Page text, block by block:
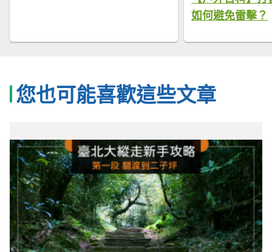
如何避免雷擊？
您也可能喜歡這些文章